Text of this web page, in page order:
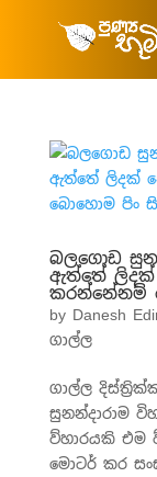
බලගොඩ
ඇත්තේ
කරන්නේනම්
by Danesh
ගාල්ල
ගාල්ල
සුනන්දාරාම
ව්හාරයකි එම
මොටර් කර